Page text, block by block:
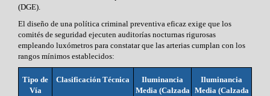
(DGE).
El diseño de una política criminal preventiva eficaz exige que los
comités de seguridad ejecuten auditorías nocturnas rigurosas
empleando luxómetros para constatar que las arterias cumplan con los
rangos mínimos establecidos:
Tipo de
Vía
Clasificación Técnica
Iluminancia
Media (Calzada
Iluminancia
Media (Calzada